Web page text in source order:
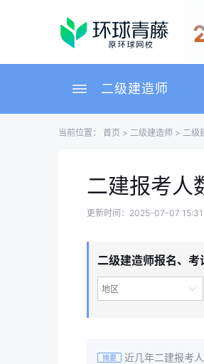
二级建造师
当前位置： 首页 > 二级建造师 > 二级
二建报考人
更新时间：2025-07-07
二级建造师报名、
地区
摘要
近几年二建报考